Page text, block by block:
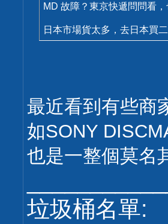
MD 故障？東京快遞問問看
日本市場貨太多，去日本買
最近看到有些商
如SONY
也是一整個莫名
垃圾桶名單: